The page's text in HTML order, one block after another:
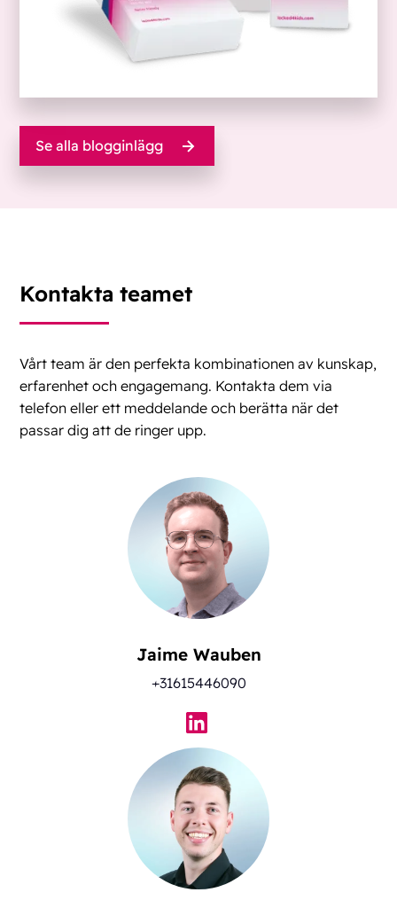
Se alla blogginlägg
Kontakta teamet
Vårt team är den perfekta kombinationen av kunskap,
erfarenhet och engagemang. Kontakta dem via
telefon eller ett meddelande och berätta när det
passar dig att de ringer upp.
Jaime Wauben
+31615446090